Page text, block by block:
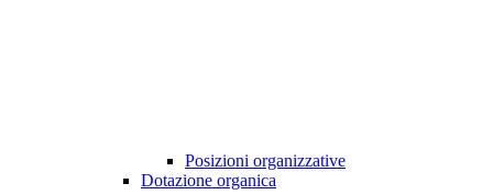
Posizioni organizzative
Dotazione organica